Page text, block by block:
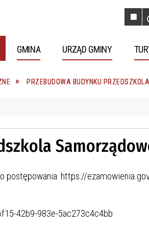
GMINA URZĄD GMINY
PRZEBUDOWA BUDYNKU
postępowania: https://
42b9-983e-5ac273c4c4bb